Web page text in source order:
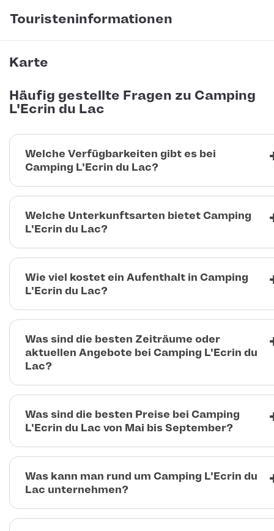
Touristeninformationen
Karte
Häufig gestellte Fragen zu Camping
L'Ecrin du Lac
Welche Verfügbarkeiten gibt es bei
Camping L'Ecrin du Lac?
Welche Unterkunftsarten bietet Camping
L'Ecrin du Lac?
Wie viel kostet ein Aufenthalt in Camping
L'Ecrin du Lac?
Was sind die besten Zeiträume oder
aktuellen Angebote bei Camping L'Ecrin du
Lac?
Was sind die besten Preise bei Camping
L'Ecrin du Lac von Mai bis September?
Was kann man rund um Camping L'Ecrin du
Lac unternehmen?